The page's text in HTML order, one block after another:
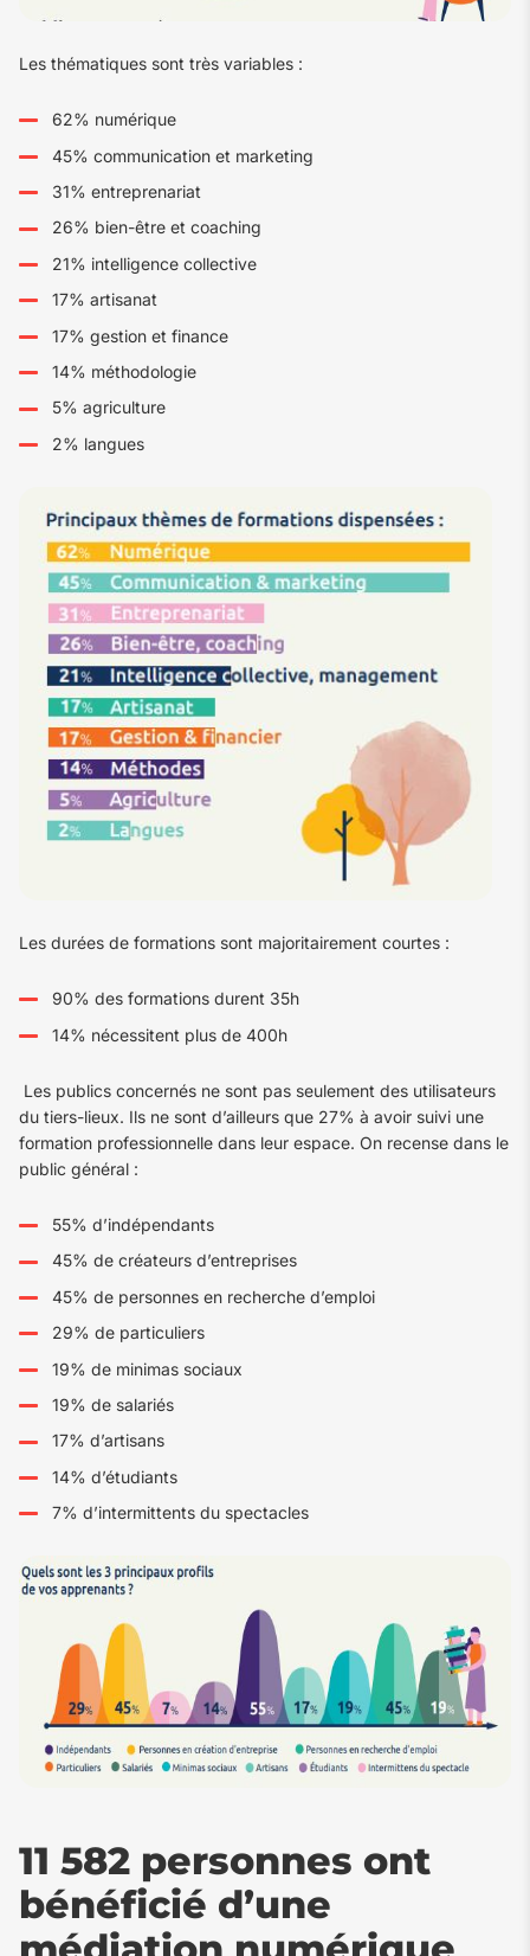
Les thématiques sont très variables :
62% numérique
45% communication et marketing
31% entreprenariat
26% bien-être et coaching
21% intelligence collective
17% artisanat
17% gestion et finance
14% méthodologie
5% agriculture
2% langues
Les durées de formations sont majoritairement courtes :
90% des formations durent 35h
14% nécessitent plus de 400h
Les publics concernés ne sont pas seulement des utilisateurs
du tiers-lieux. Ils ne sont d’ailleurs que 27% à avoir suivi une
formation professionnelle dans leur espace. On recense dans le
public général :
55% d’indépendants
45% de créateurs d’entreprises
45% de personnes en recherche d’emploi
29% de particuliers
19% de minimas sociaux
19% de salariés
17% d’artisans
14% d’étudiants
7% d’intermittents du spectacles
11 582 personnes ont
bénéficié d’une